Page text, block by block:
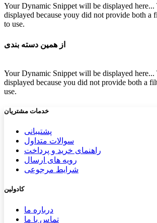
Your Dynamic Snippet will be displayed here...
displayed because youy did not provide both a
to use.
از همین دسته بندی
Your Dynamic Snippet will be displayed here...
displayed because you did not provide both a
use.
خدمات مشتریان
پشتیب​​انی
سوالات متداول
راهنمای خرید و پرداخت
رویه های ارسال
شرایط مرجوعی
کادولین
درباره ما
تماس با ما